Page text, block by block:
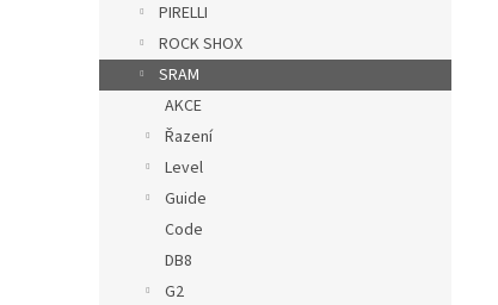
PIRELLI
ROCK SHOX
SRAM
AKCE
Řazení
Level
Guide
Code
DB8
G2